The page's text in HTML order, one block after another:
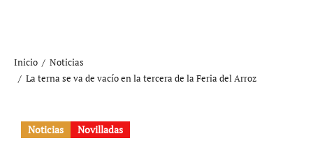
Inicio
Noticias
La terna se va de vacío en la tercera de la Feria del Arroz
Noticias Novilladas